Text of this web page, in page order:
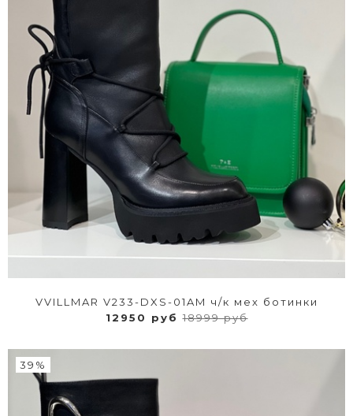
VVILLMAR V233-DXS-01AM ч/к мех ботинки
12950 руб18999 руб
39%